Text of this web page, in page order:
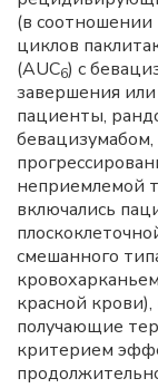
(в
циклов
(AUC6) с
завершения
пациенты,
бевацизумабом,
неприемлемой
включались
смешанного
красной
получающие
критерием